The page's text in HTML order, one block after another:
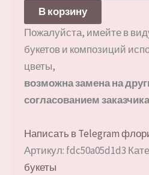
Сборный
букет
«Ферра»
В корзину
Пожалуйста, имейте в
букетов и композиций
цветы,
возможна замена на
согласованием
Написать в Telegram
Артикул: fdc50a05d1d3
букеты